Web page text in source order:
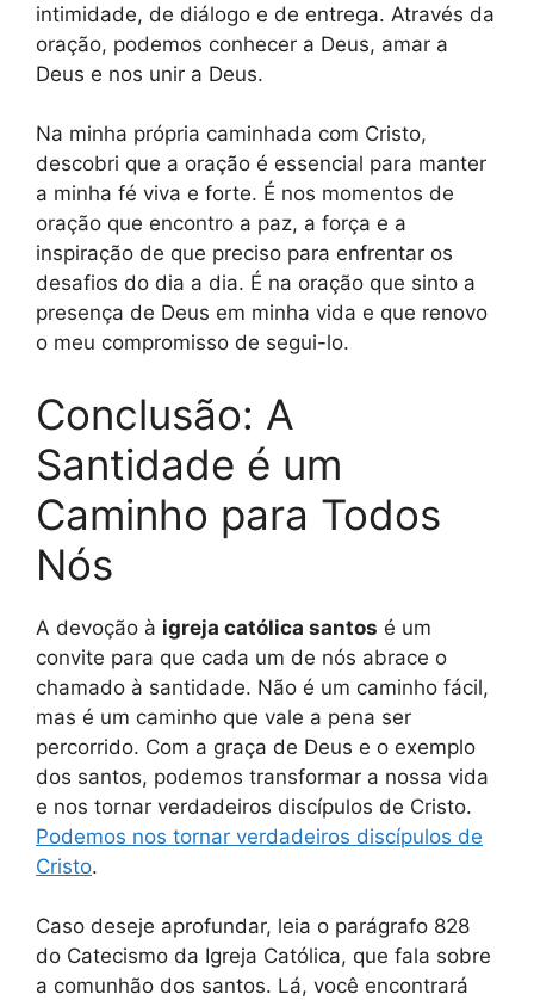
intimidade, de diálogo e de entrega. Através da
oração, podemos conhecer a Deus, amar a
Deus e nos unir a Deus.
Na minha própria caminhada com Cristo,
descobri que a oração é essencial para manter
a minha fé viva e forte. É nos momentos de
oração que encontro a paz, a força e a
inspiração de que preciso para enfrentar os
desafios do dia a dia. É na oração que sinto a
presença de Deus em minha vida e que renovo
o meu compromisso de segui-lo.
Conclusão: A
Santidade é um
Caminho para Todos
Nós
A devoção à igreja católica santos é um
convite para que cada um de nós abrace o
chamado à santidade. Não é um caminho fácil,
mas é um caminho que vale a pena ser
percorrido. Com a graça de Deus e o exemplo
dos santos, podemos transformar a nossa vida
e nos tornar verdadeiros discípulos de Cristo.
Podemos nos tornar verdadeiros discípulos de
Cristo.
Caso deseje aprofundar, leia o parágrafo 828
do Catecismo da Igreja Católica, que fala sobre
a comunhão dos santos. Lá, você encontrará